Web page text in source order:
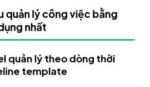
quản lý công việc bằng
nhất
quản lý theo dòng thời
template